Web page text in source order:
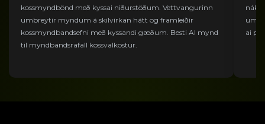
kossmyndbönd með kyssai niðurstöðum. Vettvangurinn
umbreytir myndum á skilvirkan hátt og framleiðir
kossmyndbandsefni með kyssandi gæðum. Besti AI mynd
til myndbandsrafall kossvalkostur.
ai